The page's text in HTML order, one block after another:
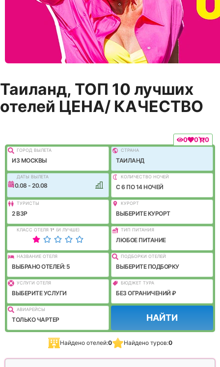
Таиланд, ТОП 10 лучших
отелей ЦЕНА/ КАЧЕСТВО
0 0 0
ГОРОД ВЫЛEТА
ИЗ МОСКВЫ
СТРАНА
ТАИЛАНД
ДАТЫ ВЫЛЕТА
10.08 - 20.08
КОЛИЧЕСТВО НОЧЕЙ
C 6 ПО 14 НОЧЕЙ
ТУРИСТЫ
2 ВЗР
КУРОРТ
ВЫБЕРИТЕ КУРОРТ
КЛАСС ОТЕЛЯ 1* (И ЛУЧШЕ) ТИП ПИТАНИЯ
ЛЮБОЕ ПИТАНИЕ
НАЗВАНИЕ ОТЕЛЯ
ВЫБРАНО ОТЕЛЕЙ: 5
ПОДБОРКИ ОТЕЛЕЙ
ВЫБЕРИТЕ ПОДБОРКУ
УСЛУГИ ОТЕЛЯ
ВЫБЕРИТЕ УСЛУГИ
БЮДЖЕТ ТУРА
БЕЗ ОГРАНИЧЕНИЙ ₽
АВИАРЕЙСЫ
ТОЛЬКО ЧАРТЕР НАЙТИ
Найдено отелей:0 Найдено туров:0